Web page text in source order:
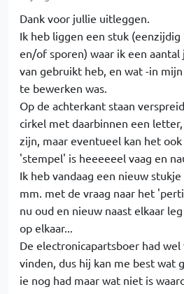
Dank voor jullie uitleggen.
Ik heb liggen een stuk
en/of sporen) waar ik een
van gebruikt heb, en wat -in
te bewerken was.
Op de achterkant staan
cirkel met daarbinnen een
zijn, maar eventueel kan het
'stempel' is heeeeeel vaag en
Ik heb vandaag een nieuw
mm. met de vraag naar het
nu oud en nieuw naast elkaar
op elkaar...
De electronicapartsboer had
vinden, dus hij kan me best wat
ie nog had maar wat niet is